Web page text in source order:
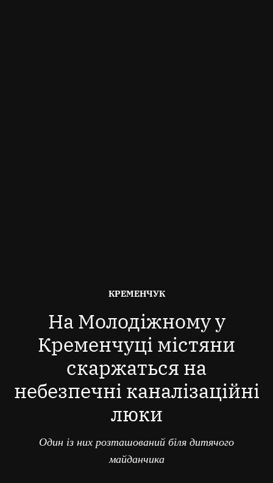
ОПУБЛІКОВАНО
КРЕМЕНЧУК
На Молодіжному у
Кременчуці містяни
скаржаться на
небезпечні каналізаційні
люки
Один із них розташований біля дитячого
майданчика